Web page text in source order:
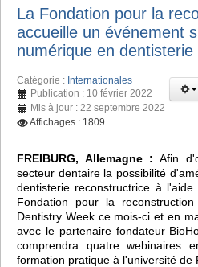
La Fondation pour la
accueille un événement
numérique en
Catégorie : Internationales
Publication : 10 février 2022
Mis à jour : 22 septembre 2022
Affichages : 1809
FREIBURG, Allemagne : Afin
secteur dentaire la possibilité
dentisterie reconstructrice à
Fondation pour la
Dentistry Week ce mois-ci et en
avec le partenaire fondateur
comprendra quatre webinaires
formation pratique à l'université de